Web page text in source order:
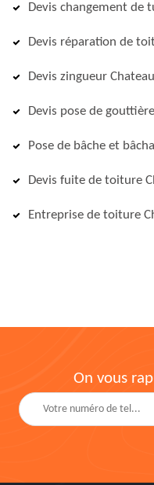
Devis changement de
Devis réparation de
Devis zingueur
Devis pose de
Pose de bâche et
Devis fuite de toiture
Entreprise de toiture
On vous